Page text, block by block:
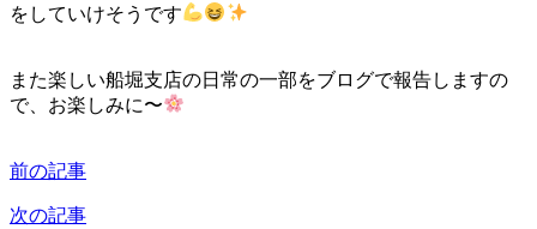
をしていけそうです
また楽しい船堀支店の日常の一部をブログで報告しますの
で、お楽しみに〜
前の記事
次の記事